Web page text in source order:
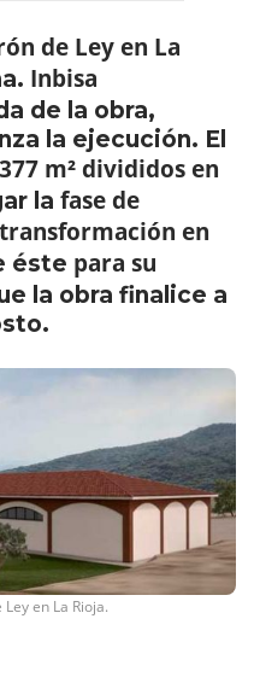
de Ley en La
Inbisa
de la obra,
la ejecución. El
m² divididos en
la fase de
transformación en
éste para su
la obra finalice a
en La Rioja.